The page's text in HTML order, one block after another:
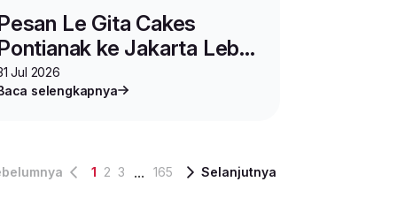
Le Gita Cakes
ke Jakarta Lebih
di Kulioner Lion
Jul 2026
selengkapnya
1 2 3 ... 165 Selanjutnya